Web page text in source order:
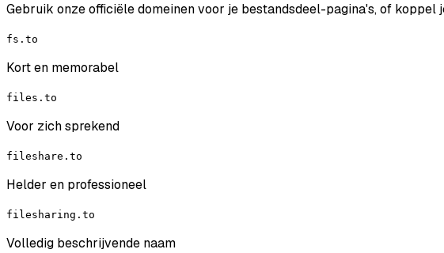
Gebruik onze officiële domeinen voor je bestandsdeel-pagina's, of koppel
fs.to
Kort en memorabel
files.to
Voor zich sprekend
fileshare.to
Helder en professioneel
filesharing.to
Volledig beschrijvende naam